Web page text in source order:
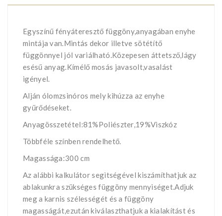
Egyszínű fényáteresztő függöny,anyagában enyhe
mintája van.Mintás dekor illetve sötétítő
függönnyel jól variálható.Közepesen áttetsző,lágy
esésű anyag.Kímélő mosás javasolt,vasalást
igényel.
Alján ólomzsinóros mely kihúzza az enyhe
gyűrődéseket.
Anyagösszetétel:81%Poliészter,19%Viszkóz
Többféle színben rendelhető.
Magassága:300 cm
Az alábbi kalkulátor segìtségével kiszámíthatjuk az
ablakunkra szükséges függöny mennyiséget.Adjuk
meg a karnis szélességét és a függöny
magasságát,ezután kiválaszthatjuk a kialakítást és